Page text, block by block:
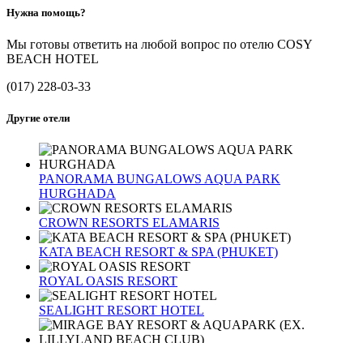
Нужна помощь?
Мы готовы ответить на любой вопрос по отелю COSY
BEACH HOTEL
(017) 228-03-33
Другие отели
PANORAMA BUNGALOWS AQUA PARK
HURGHADA
CROWN RESORTS ELAMARIS
KATA BEACH RESORT & SPA (PHUKET)
ROYAL OASIS RESORT
SEALIGHT RESORT HOTEL